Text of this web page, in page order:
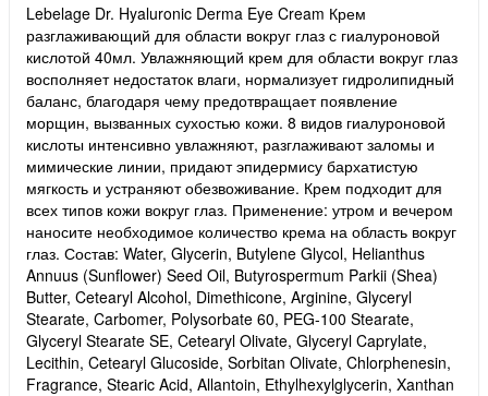
Lebelage Dr. Hyaluronic Derma Eye Cream Крем
разглаживающий для области вокруг глаз с гиалуроновой
кислотой 40мл. Увлажняющий крем для области вокруг глаз
восполняет недостаток влаги, нормализует гидролипидный
баланс, благодаря чему предотвращает появление
морщин, вызванных сухостью кожи. 8 видов гиалуроновой
кислоты интенсивно увлажняют, разглаживают заломы и
мимические линии, придают эпидермису бархатистую
мягкость и устраняют обезвоживание. Крем подходит для
всех типов кожи вокруг глаз. Применение: утром и вечером
наносите необходимое количество крема на область вокруг
глаз. Состав: Water, Glycerin, Butylene Glycol, Helianthus
Annuus (Sunflower) Seed Oil, Butyrospermum Parkii (Shea)
Butter, Cetearyl Alcohol, Dimethicone, Arginine, Glyceryl
Stearate, Carbomer, Polysorbate 60, PEG-100 Stearate,
Glyceryl Stearate SE, Cetearyl Olivate, Glyceryl Caprylate,
Lecithin, Cetearyl Glucoside, Sorbitan Olivate, Chlorphenesin,
Fragrance, Stearic Acid, Allantoin, Ethylhexylglycerin, Xanthan